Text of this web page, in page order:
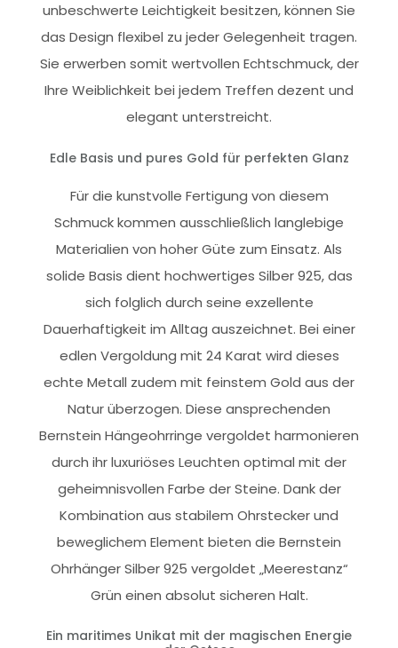
unbeschwerte Leichtigkeit besitzen, können Sie
das Design flexibel zu jeder Gelegenheit tragen.
Sie erwerben somit wertvollen Echtschmuck, der
Ihre Weiblichkeit bei jedem Treffen dezent und
elegant unterstreicht.
Edle Basis und pures Gold für perfekten Glanz
Für die kunstvolle Fertigung von diesem
Schmuck kommen ausschließlich langlebige
Materialien von hoher Güte zum Einsatz. Als
solide Basis dient hochwertiges Silber 925, das
sich folglich durch seine exzellente
Dauerhaftigkeit im Alltag auszeichnet. Bei einer
edlen Vergoldung mit 24 Karat wird dieses
echte Metall zudem mit feinstem Gold aus der
Natur überzogen. Diese ansprechenden
Bernstein Hängeohrringe vergoldet harmonieren
durch ihr luxuriöses Leuchten optimal mit der
geheimnisvollen Farbe der Steine. Dank der
Kombination aus stabilem Ohrstecker und
beweglichem Element bieten die Bernstein
Ohrhänger Silber 925 vergoldet „Meerestanz“
Grün einen absolut sicheren Halt.
Ein maritimes Unikat mit der magischen Energie